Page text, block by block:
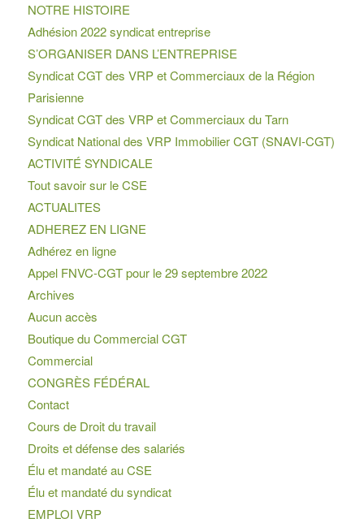
NOTRE HISTOIRE
Adhésion 2022 syndicat entreprise
S’ORGANISER DANS L’ENTREPRISE
Syndicat CGT des VRP et Commerciaux de la Région
Parisienne
Syndicat CGT des VRP et Commerciaux du Tarn
Syndicat National des VRP Immobilier CGT (SNAVI-CGT)
ACTIVITÉ SYNDICALE
Tout savoir sur le CSE
ACTUALITES
ADHEREZ EN LIGNE
Adhérez en ligne
Appel FNVC-CGT pour le 29 septembre 2022
Archives
Aucun accès
Boutique du Commercial CGT
Commercial
CONGRÈS FÉDÉRAL
Contact
Cours de Droit du travail
Droits et défense des salariés
Élu et mandaté au CSE
Élu et mandaté du syndicat
EMPLOI VRP